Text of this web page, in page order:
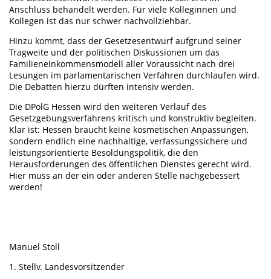
Anschluss behandelt werden. Für viele Kolleginnen und
Kollegen ist das nur schwer nachvollziehbar.
Hinzu kommt, dass der Gesetzesentwurf aufgrund seiner
Tragweite und der politischen Diskussionen um das
Familieneinkommensmodell aller Voraussicht nach drei
Lesungen im parlamentarischen Verfahren durchlaufen wird.
Die Debatten hierzu dürften intensiv werden.
Die DPolG Hessen wird den weiteren Verlauf des
Gesetzgebungsverfahrens kritisch und konstruktiv begleiten.
Klar ist: Hessen braucht keine kosmetischen Anpassungen,
sondern endlich eine nachhaltige, verfassungssichere und
leistungsorientierte Besoldungspolitik, die den
Herausforderungen des öffentlichen Dienstes gerecht wird.
Hier muss an der ein oder anderen Stelle nachgebessert
werden!
Manuel Stoll
1. Stellv. Landesvorsitzender